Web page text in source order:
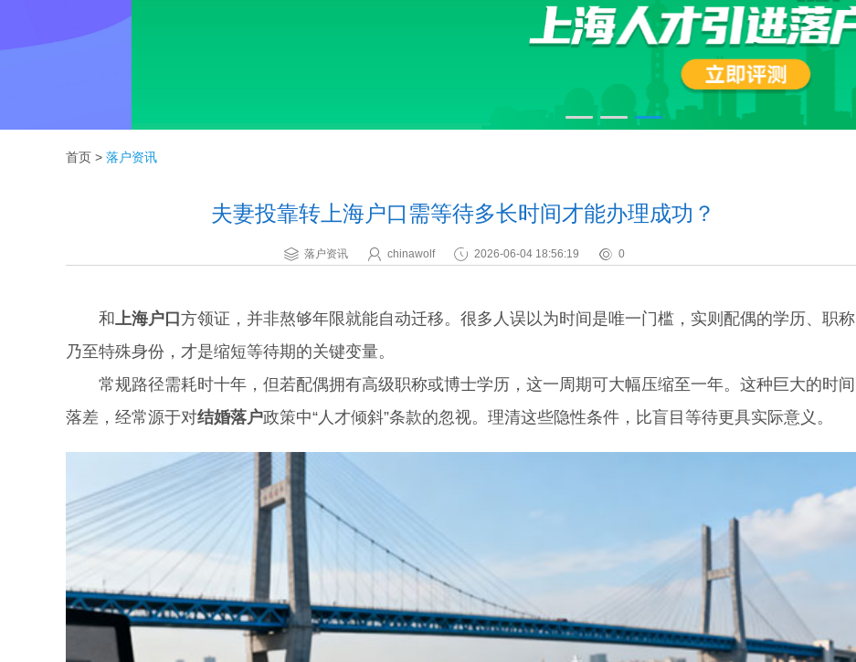
首页 > 落户资讯
夫妻投靠转上海户口需等待多长时间才能办理成功？
落户资讯 chinawolf 2026-06-04 18:56:19 0
和上海户口 方领证，并非熬够年限就能自动迁移。很多人误以为时间是唯一门槛，实则配偶的学历、职称
乃至特殊身份，才是缩短等待期的关键变量。
常规路径需耗时十年，但若配偶拥有高级职称或博士学历，这一周期可大幅压缩至一年。这种巨大的时间
落差，经常源于对结婚落户政策中“人才倾斜”条款的忽视。理清这些隐性条件，比盲目等待更具实际意义。